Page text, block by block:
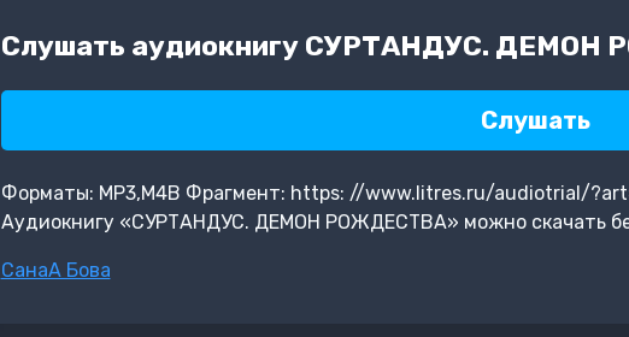
Слушать аудиокнигу СУРТАНДУС. ДЕМОН
Слушать
Форматы: MP3,M4B Фрагмент: https: //www.litres.ru/audiotrial/
Аудиокнигу «СУРТАНДУС. ДЕМОН РОЖДЕСТВА» можно скачать
Метки
СанаА Бова